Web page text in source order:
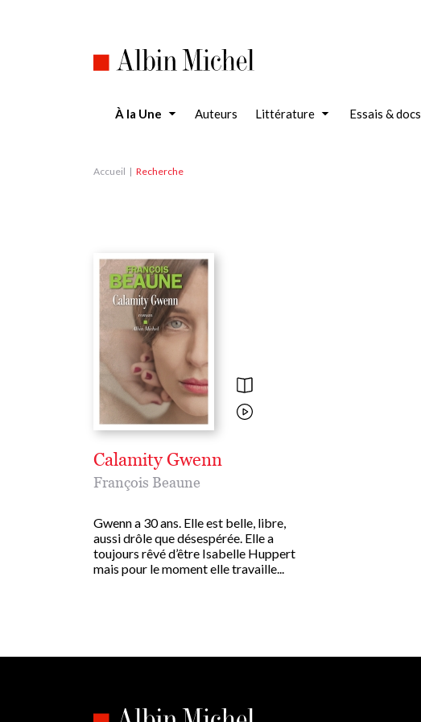
À la Une Auteurs Littérature Essais & docs
Accueil Recherche
Calamity Gwenn
François Beaune
Gwenn a 30 ans. Elle est belle, libre,
aussi drôle que désespérée. Elle a
toujours rêvé d’être Isabelle Huppert
mais pour le moment elle travaille...